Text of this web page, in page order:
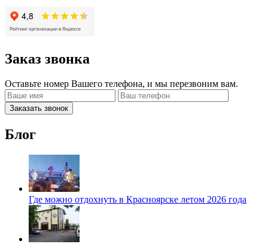
Заказ звонка
Оставьте номер Вашего телефона, и мы перезвоним вам.
Заказать звонок
Блог
Где можно отдохнуть в Красноярске летом 2026 года